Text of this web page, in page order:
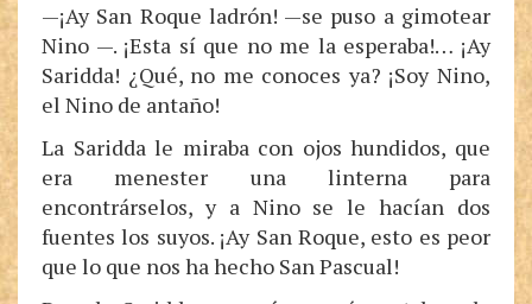
—¡Ay San Roque ladrón! —se puso a gimotear
Nino —. ¡Esta sí que no me la esperaba!… ¡Ay
Saridda! ¿Qué, no me conoces ya? ¡Soy Nino,
el Nino de antaño!
La Saridda le miraba con ojos hundidos, que
era menester una linterna para
encontrárselos, y a Nino se le hacían dos
fuentes los suyos. ¡Ay San Roque, esto es peor
que lo que nos ha hecho San Pascual!